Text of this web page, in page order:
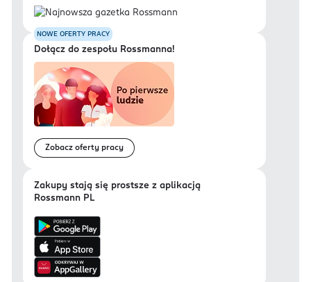
NOWE OFERTY PRACY
Dołącz do zespołu Rossmanna!
Zobacz oferty pracy
Zakupy stają się prostsze z aplikacją
Rossmann PL